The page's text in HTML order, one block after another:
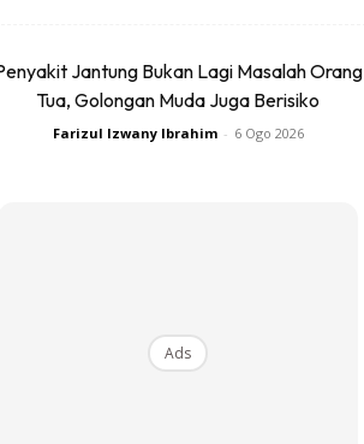
Jantung Bukan Lagi Masalah Orang
Tua, Golongan Muda Juga Berisiko
Farizul Izwany Ibrahim - 6 Ogo 2026
Ads